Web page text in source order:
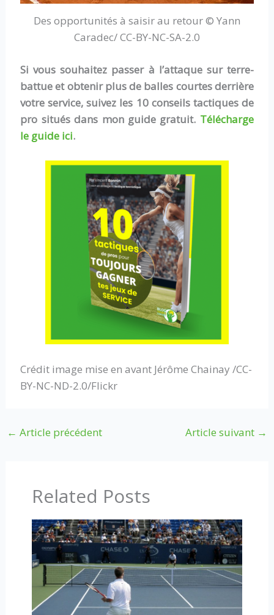
Des opportunités à saisir au retour © Yann
Caradec/ CC-BY-NC-SA-2.0
Si vous souhaitez passer à l’attaque sur terre-
battue et obtenir plus de balles courtes derrière
votre service, suivez les 10 conseils tactiques de
pro situés dans mon guide gratuit. Télécharge
le guide ici.
Crédit image mise en avant Jérôme Chainay /CC-
BY-NC-ND-2.0/Flickr
← Article précédent Article suivant →
Related Posts